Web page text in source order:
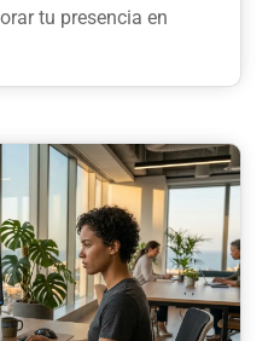
tu presencia en